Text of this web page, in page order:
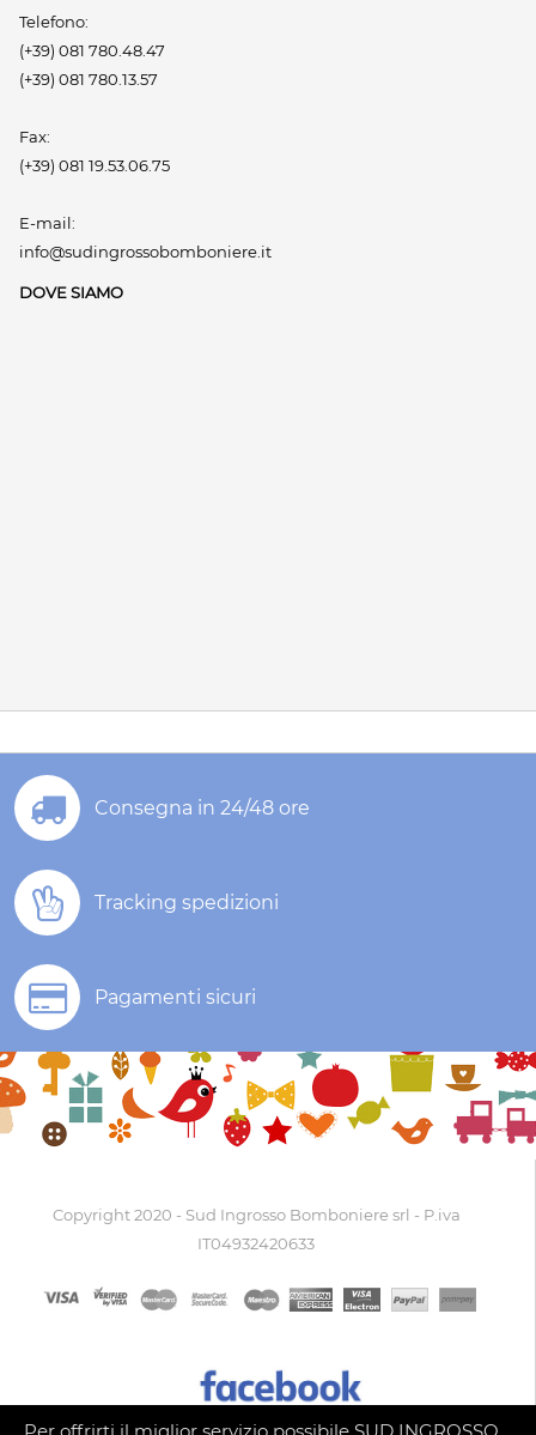
Telefono:
(+39) 081 780.48.47
(+39) 081 780.13.57
Fax:
(+39) 081 19.53.06.75
E-mail:
info@sudingrossobomboniere.it
DOVE SIAMO
Consegna in 24/48 ore
Tracking spedizioni
Pagamenti sicuri
Copyright 2020 - Sud Ingrosso Bomboniere srl - P.iva
IT04932420633